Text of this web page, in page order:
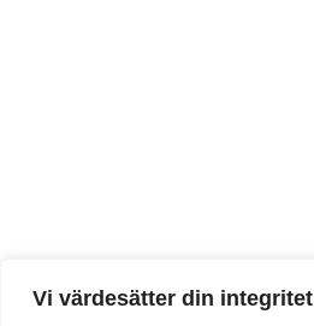
Vi värdesätter din integritet